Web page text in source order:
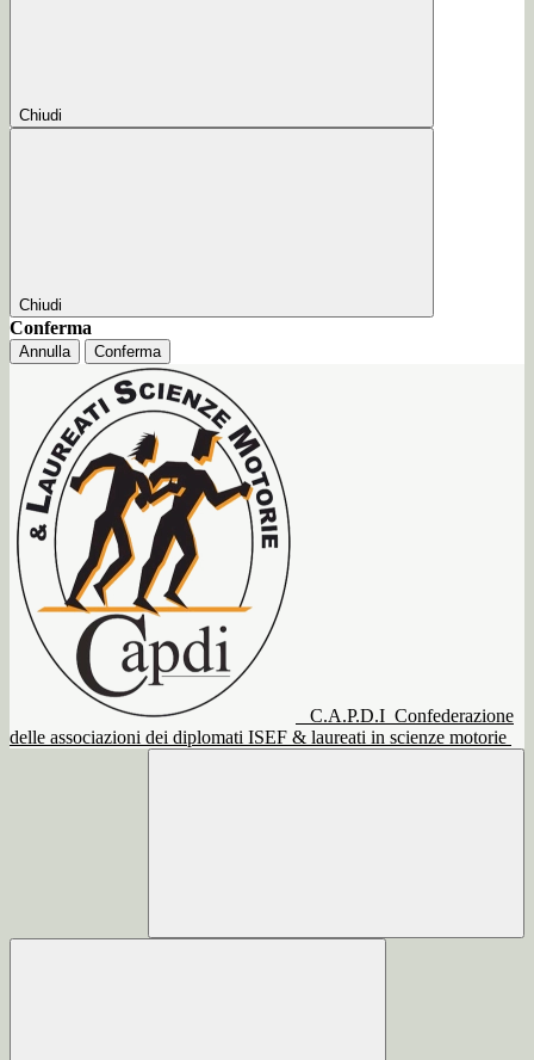
Chiudi
Chiudi
Conferma
Annulla Conferma
C.A.P.D.I Confederazione
delle associazioni dei diplomati ISEF & laureati in scienze motorie